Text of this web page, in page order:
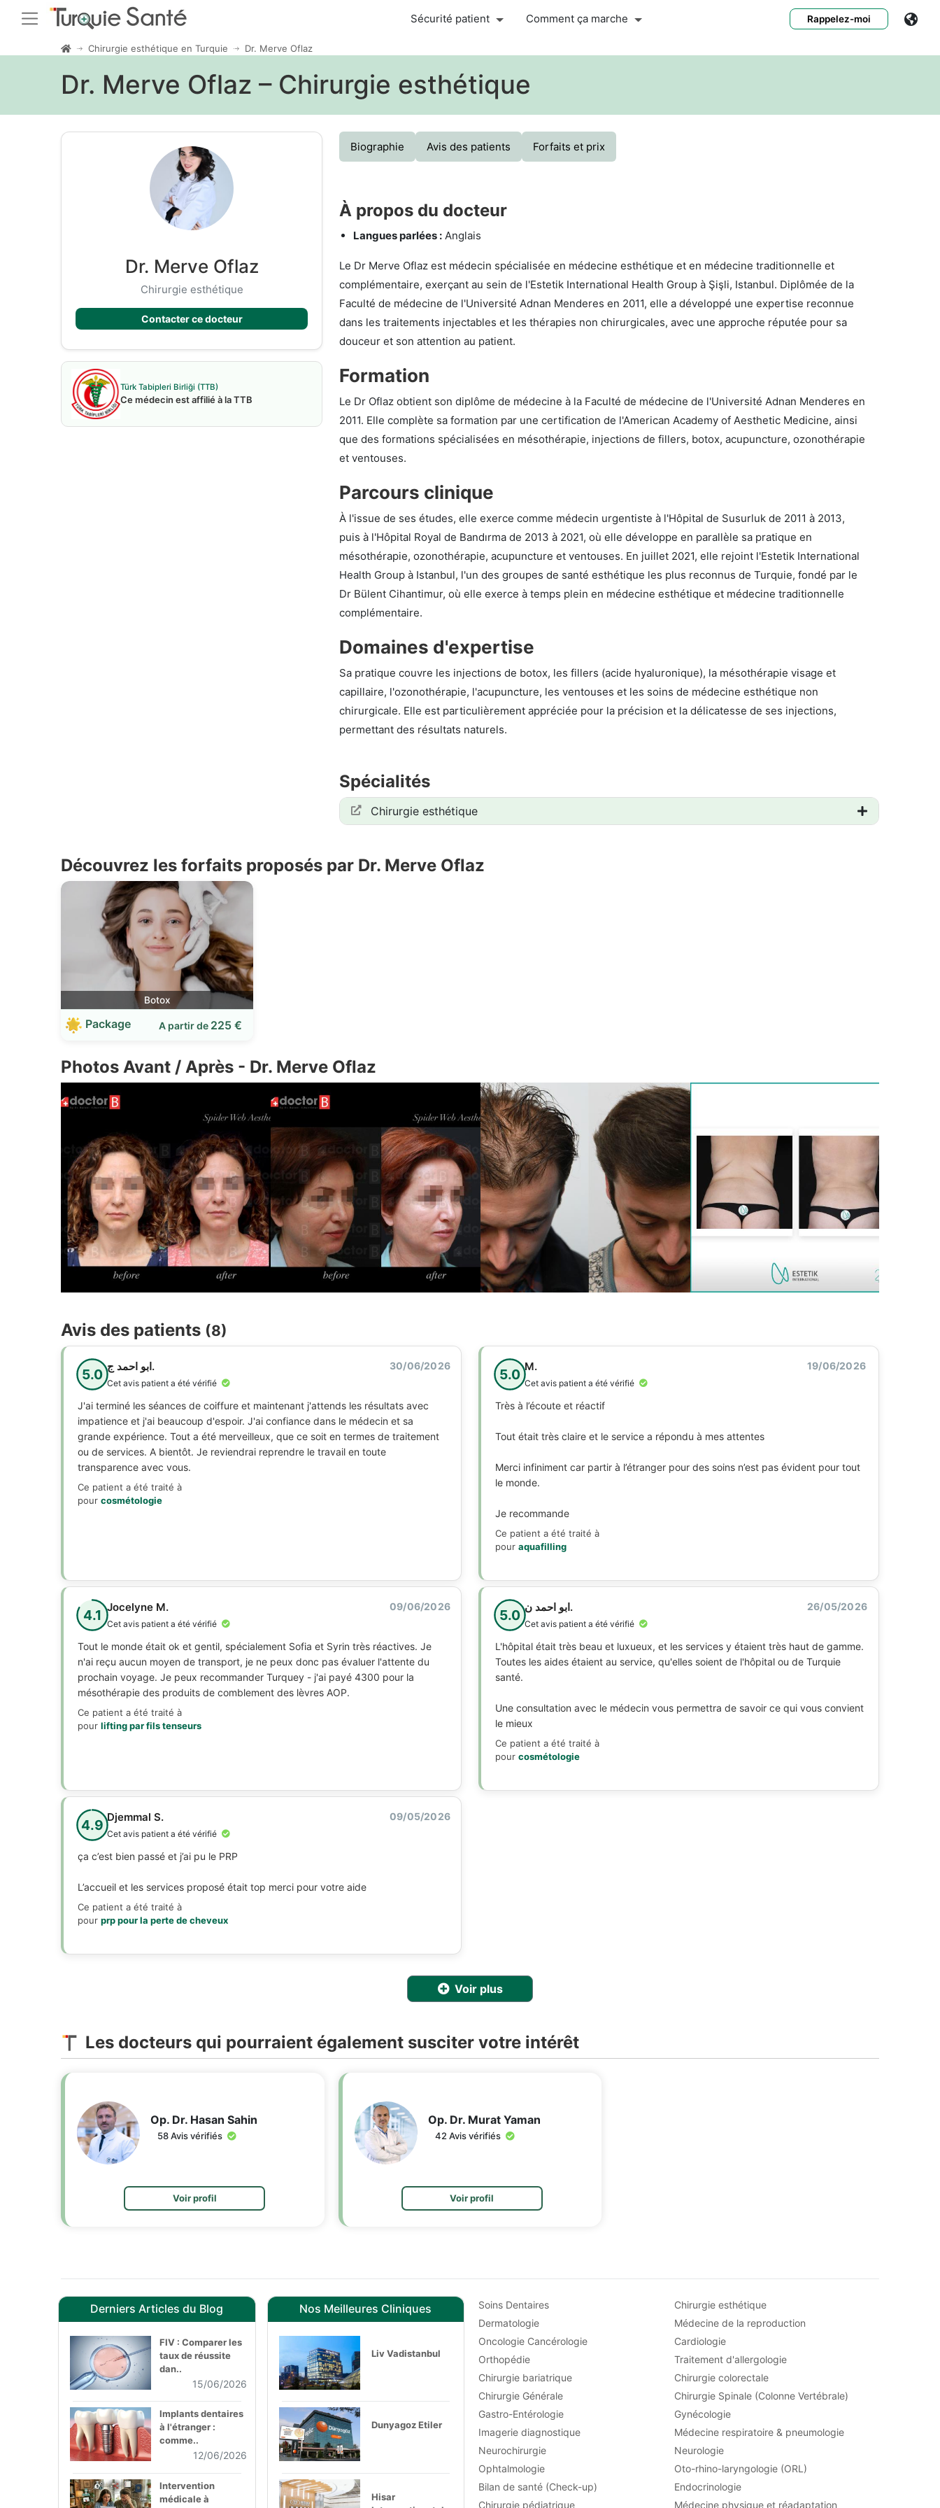
Sécurité patient Comment ça marche Rappelez-moi
Chirurgie esthétique en Turquie Dr. Merve Oflaz
Dr. Merve Oflaz – Chirurgie esthétique
Dr. Merve Oflaz
Chirurgie esthétique
Contacter ce docteur
Türk Tabipleri Birliği (TTB)
Ce médecin est affilié à la TTB
Biographie Avis des patients Forfaits et prix
À propos du docteur
Langues parlées : Anglais
Le Dr Merve Oflaz est médecin spécialisée en médecine esthétique et en médecine traditionnelle et
complémentaire, exerçant au sein de l'Estetik International Health Group à Şişli, Istanbul. Diplômée de la
Faculté de médecine de l'Université Adnan Menderes en 2011, elle a développé une expertise reconnue
dans les traitements injectables et les thérapies non chirurgicales, avec une approche réputée pour sa
douceur et son attention au patient.
Formation
Le Dr Oflaz obtient son diplôme de médecine à la Faculté de médecine de l'Université Adnan Menderes en
2011. Elle complète sa formation par une certification de l'American Academy of Aesthetic Medicine, ainsi
que des formations spécialisées en mésothérapie, injections de fillers, botox, acupuncture, ozonothérapie
et ventouses.
Parcours clinique
À l'issue de ses études, elle exerce comme médecin urgentiste à l'Hôpital de Susurluk de 2011 à 2013,
puis à l'Hôpital Royal de Bandırma de 2013 à 2021, où elle développe en parallèle sa pratique en
mésothérapie, ozonothérapie, acupuncture et ventouses. En juillet 2021, elle rejoint l'Estetik International
Health Group à Istanbul, l'un des groupes de santé esthétique les plus reconnus de Turquie, fondé par le
Dr Bülent Cihantimur, où elle exerce à temps plein en médecine esthétique et médecine traditionnelle
complémentaire.
Domaines d'expertise
Sa pratique couvre les injections de botox, les fillers (acide hyaluronique), la mésothérapie visage et
capillaire, l'ozonothérapie, l'acupuncture, les ventouses et les soins de médecine esthétique non
chirurgicale. Elle est particulièrement appréciée pour la précision et la délicatesse de ses injections,
permettant des résultats naturels.
Spécialités
Chirurgie esthétique
Découvrez les forfaits proposés par Dr. Merve Oflaz
Botox
Package A partir de 225 €
Photos Avant / Après - Dr. Merve Oflaz
Avis des patients (8)
5.0 ابو احمد ج.
Cet avis patient a été vérifié
30/06/2026
J'ai terminé les séances de coiffure et maintenant j'attends les résultats avec
impatience et j'ai beaucoup d'espoir. J'ai confiance dans le médecin et sa
grande expérience. Tout a été merveilleux, que ce soit en termes de traitement
ou de services. A bientôt. Je reviendrai reprendre le travail en toute
transparence avec vous.
Ce patient a été traité à
pour cosmétologie
5.0 M.
Cet avis patient a été vérifié
19/06/2026
Très à l’écoute et réactif
Tout était très claire et le service a répondu à mes attentes
Merci infiniment car partir à l’étranger pour des soins n’est pas évident pour tout
le monde.
Je recommande
Ce patient a été traité à
pour aquafilling
4.1 Jocelyne M.
Cet avis patient a été vérifié
09/06/2026
Tout le monde était ok et gentil, spécialement Sofia et Syrin très réactives. Je
n'ai reçu aucun moyen de transport, je ne peux donc pas évaluer l'attente du
prochain voyage. Je peux recommander Turquey - j'ai payé 4300 pour la
mésothérapie des produits de comblement des lèvres AOP.
Ce patient a été traité à
pour lifting par fils tenseurs
5.0 ابو احمد ن.
Cet avis patient a été vérifié
26/05/2026
L'hôpital était très beau et luxueux, et les services y étaient très haut de gamme.
Toutes les aides étaient au service, qu'elles soient de l'hôpital ou de Turquie
santé.
Une consultation avec le médecin vous permettra de savoir ce qui vous convient
le mieux
Ce patient a été traité à
pour cosmétologie
4.9 Djemmal S.
Cet avis patient a été vérifié
09/05/2026
ça c’est bien passé et j’ai pu le PRP
L’accueil et les services proposé était top merci pour votre aide
Ce patient a été traité à
pour prp pour la perte de cheveux
Voir plus
Les docteurs qui pourraient également susciter votre intérêt
Op. Dr. Hasan Sahin
58 Avis vérifiés
Voir profil
Op. Dr. Murat Yaman
42 Avis vérifiés
Voir profil
Derniers Articles du Blog
FIV : Comparer les
taux de réussite
dan..
15/06/2026
Implants dentaires
à l'étranger :
comme..
12/06/2026
Intervention
médicale à
Nos Meilleures Cliniques
Liv Vadistanbul
Dunyagoz Etiler
Hisar
Soins Dentaires
Chirurgie esthétique
Dermatologie
Médecine de la reproduction
Oncologie Cancérologie
Cardiologie
Orthopédie
Traitement d'allergologie
Chirurgie bariatrique
Chirurgie colorectale
Chirurgie Générale
Chirurgie Spinale (Colonne Vertébrale)
Gastro-Entérologie
Gynécologie
Imagerie diagnostique
Médecine respiratoire & pneumologie
Neurochirurgie
Neurologie
Ophtalmologie
Oto-rhino-laryngologie (ORL)
Bilan de santé (Check-up)
Endocrinologie
Chirurgie pédiatrique
Médecine physique et réadaptation